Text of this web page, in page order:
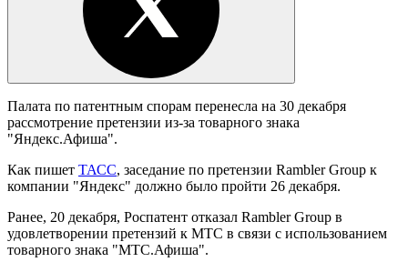
Палата по патентным спорам перенесла на 30 декабря
рассмотрение претензии из-за товарного знака
"Яндекс.Афиша".
Как пишет ТАСС, заседание по претензии Rambler Group к
компании "Яндекс" должно было пройти 26 декабря.
Ранее, 20 декабря, Роспатент отказал Rambler Group в
удовлетворении претензий к МТС в связи с использованием
товарного знака "МТС.Афиша".